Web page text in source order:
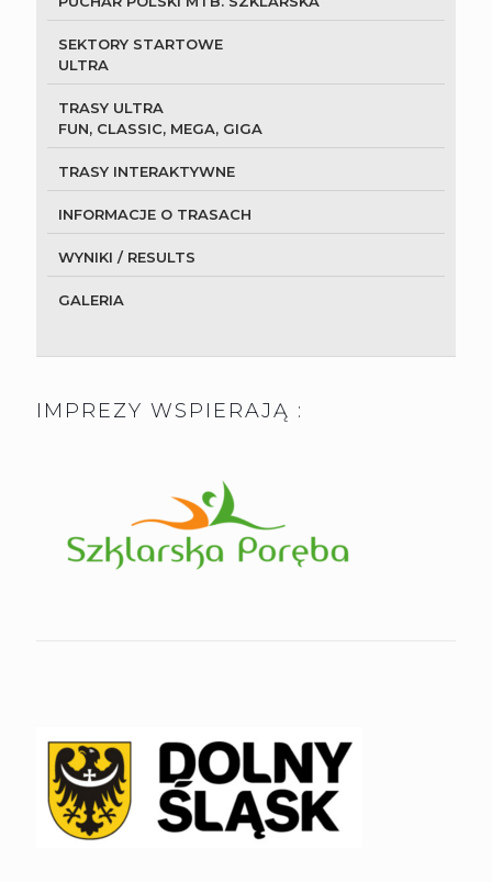
SEKTORY STARTOWE
ULTRA
TRASY ULTRA
FUN, CLASSIC, MEGA, GIGA
TRASY INTERAKTYWNE
INFORMACJE O TRASACH
WYNIKI / RESULTS
GALERIA
IMPREZY WSPIERAJĄ :